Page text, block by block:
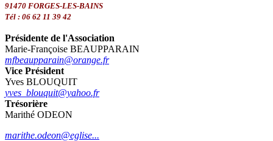
91470 FORGES-LES-BAINS
Tél : 06 62 11 39 42
Présidente de l'Association
Marie-Françoise BEAUPPARAIN
mfbeaupparain@orange.fr
Vice Président
Yves BLOUQUIT
yves_blouquit@yahoo.fr
Trésorière
Marithé ODEON
marithe.odeon@eglise...